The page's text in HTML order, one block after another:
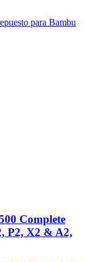
para Bambu
Complete
P2, X2 & A2,